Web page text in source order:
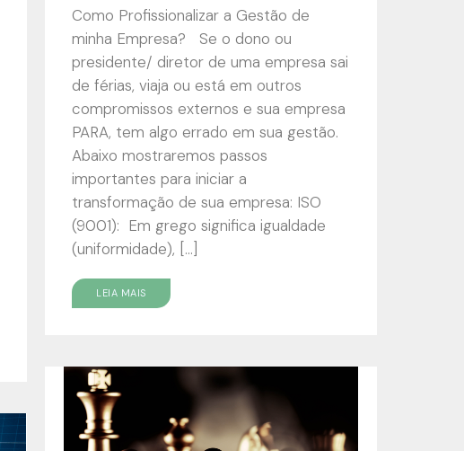
Como Profissionalizar a Gestão de
minha Empresa? Se o dono ou
presidente/ diretor de uma empresa sai
de férias, viaja ou está em outros
compromissos externos e sua empresa
PARA, tem algo errado em sua gestão.
Abaixo mostraremos passos
importantes para iniciar a
transformação de sua empresa: ISO
(9001): Em grego significa igualdade
(uniformidade), […]
LEIA MAIS